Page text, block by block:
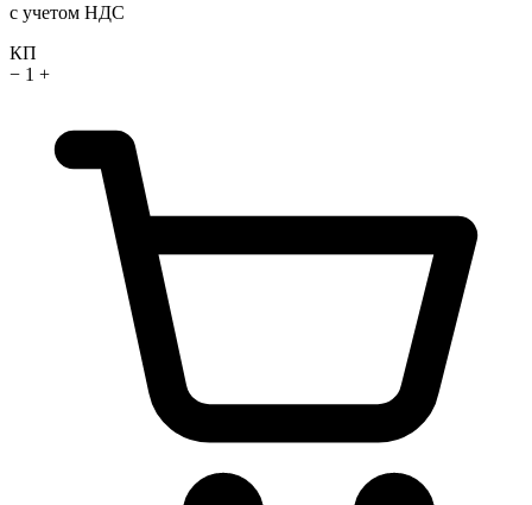
с учетом НДС
КП
− 1 +